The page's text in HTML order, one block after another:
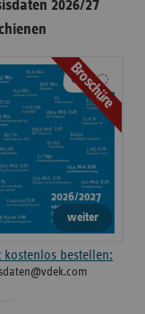
2026/27
Broschüre
weiter
kostenlos bestellen: